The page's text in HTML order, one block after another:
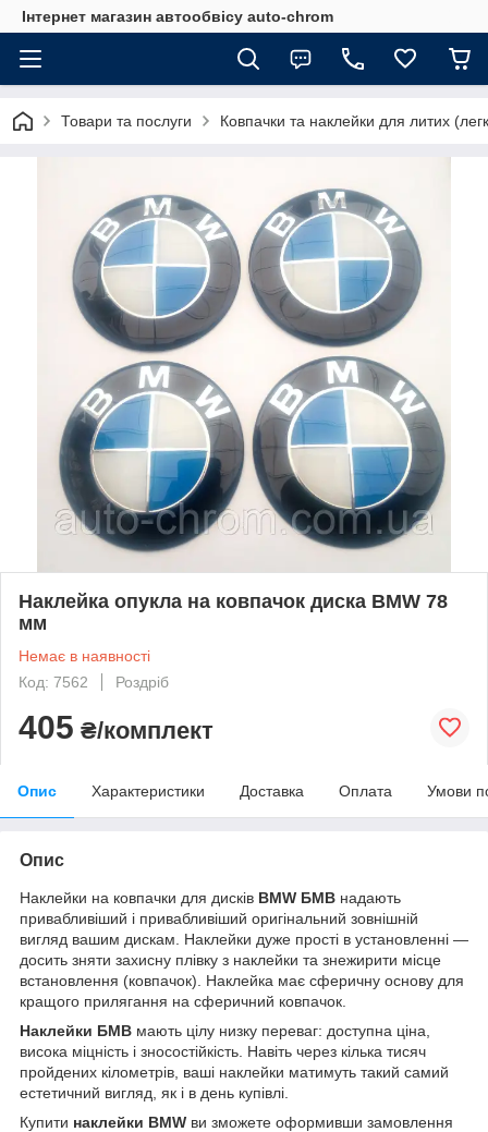
Інтернет магазин автообвісу auto-chrom
Товари та послуги Ковпачки та наклейки для литих
Наклейка опукла на ковпачок диска BMW 78
мм
Немає в наявності
Код: 7562
Роздріб
405 ₴/комплект
Опис Характеристики Доставка Оплата Умови
Опис
Наклейки на ковпачки для дисків BMW БМВ надають
привабливіший і привабливіший оригінальний зовнішній
вигляд вашим дискам. Наклейки дуже прості в установленні —
досить зняти захисну плівку з наклейки та знежирити місце
встановлення (ковпачок). Наклейка має сферичну основу для
кращого прилягання на сферичний ковпачок.
Наклейки БМВ мають цілу низку переваг: доступна ціна,
висока міцність і зносостійкість. Навіть через кілька тисяч
пройдених кілометрів, ваші наклейки матимуть такий самий
естетичний вигляд, як і в день купівлі.
Купити наклейки BMW ви зможете оформивши замовлення